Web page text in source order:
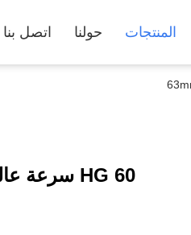
المنتجات حولنا اتصل بنا
HG 60 سرعة عالية دورة أنبوب طاحونة آلة 16-63mm